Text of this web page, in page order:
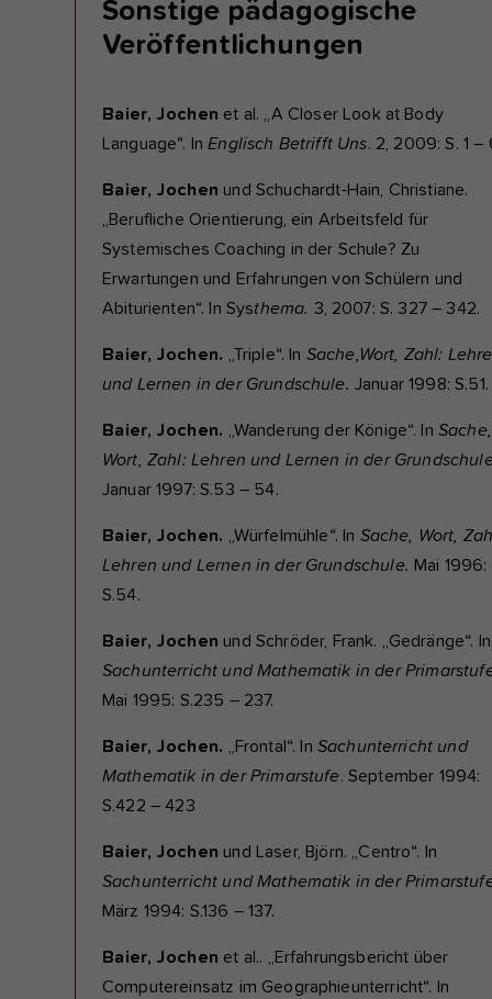
Sonstige pädagogische
Veröffentlichungen
Baier, Jochen et al. „A Closer Look at Body
Language". InEnglisch Betrifft Uns. 2, 2009: S. 1 –
Baier, Jochen und Schuchardt-Hain, Christiane.
„Berufliche Orientierung, ein Arbeitsfeld für
Systemisches Coaching in der Schule? Zu
Erwartungen und Erfahrungen von Schülern und
Abiturienten“. In Systhema. 3, 2007: S. 327 – 342.
Baier, Jochen. „Triple“. In Sache, Wort, Zahl:
und Lernen in der Grundschule. Januar 1998: S.51.
Baier, Jochen. „Wanderung der Könige“. In Sache,
Wort, Zahl: Lehren und Lernen in der
Januar 1997: S.53 – 54.
Baier, Jochen. „Würfelmühle“. In Sache, Wort,
Lehren und Lernen in der Grundschule. Mai 1996:
S.54.
Baier, Jochen und Schröder, Frank. „Gedränge“. In
Sachunterricht und Mathematik in der
Mai 1995: S.235 – 237.
Baier, Jochen. „Frontal“. In Sachunterricht und
Mathematik in der Primarstufe. September 1994:
S.422 – 423
Baier, Jochen und Laser, Björn. „Centro“. In
Sachunterricht und Mathematik in der
März 1994: S.136 – 137.
Baier, Jochen et al.. „Erfahrungsbericht über
Computereinsatz im Geographieunterricht“. In